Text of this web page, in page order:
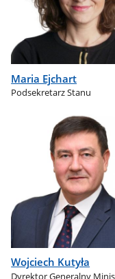
Maria Ejchart
Podsekretarz Stanu
Wojciech Kutyła
Dyrektor Generalny